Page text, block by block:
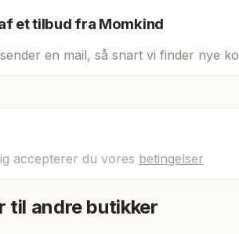
et tilbud fra Momkind
en mail, så snart vi finder nye
accepterer du vores betingelser
til andre butikker